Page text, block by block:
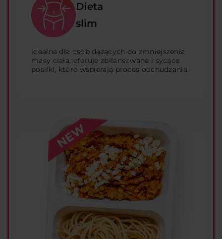
Dieta
slim
idealna dla osób dążących do zmniejszenia
masy ciała, oferuje zbilansowane i sycące
posiłki, które wspierają proces odchudzania.